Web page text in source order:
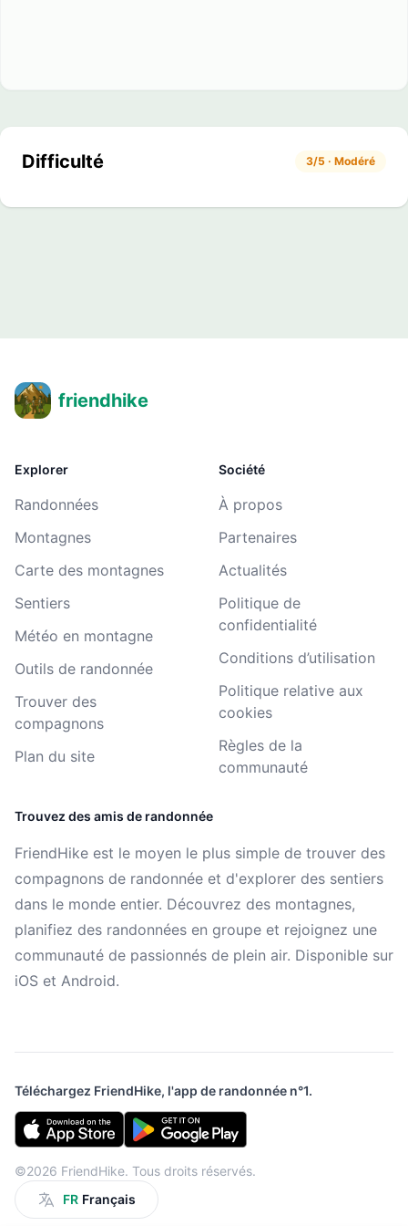
Difficulté 3/5 · Modéré
friendhike
Explorer
Randonnées
Montagnes
Carte des montagnes
Sentiers
Météo en montagne
Outils de randonnée
Trouver des
compagnons
Plan du site
Société
À propos
Partenaires
Actualités
Politique de
confidentialité
Conditions d’utilisation
Politique relative aux
cookies
Règles de la
communauté
Trouvez des amis de randonnée
FriendHike est le moyen le plus simple de trouver des
compagnons de randonnée et d'explorer des sentiers
dans le monde entier. Découvrez des montagnes,
planifiez des randonnées en groupe et rejoignez une
communauté de passionnés de plein air. Disponible sur
iOS et Android.
Téléchargez FriendHike, l'app de randonnée n°1.
©2026 FriendHike. Tous droits réservés.
FR Français